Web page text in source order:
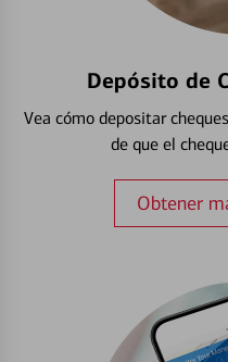
Depósito de
Vea cómo depositar
de que el
Obtener